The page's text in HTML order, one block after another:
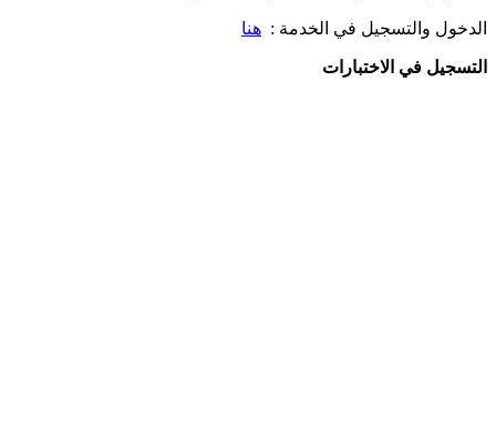
الدخول والتسجيل في الخدمة : هنا
التسجيل في الاختبارات